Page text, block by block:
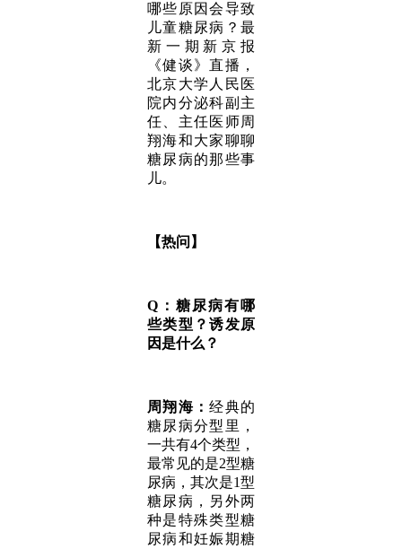
哪些原因会导致
儿童糖尿病？最
新一期新京报
《健谈》直播，
北京大学人民医
院内分泌科副主
任、主任医师周
翔海和大家聊聊
糖尿病的那些事
儿。
【热问】
Q：糖尿病有哪
些类型？诱发原
因是什么？
周翔海：经典的
糖尿病分型里，
一共有4个类型，
最常见的是2型糖
尿病，其次是1型
糖尿病，另外两
种是特殊类型糖
尿病和妊娠期糖